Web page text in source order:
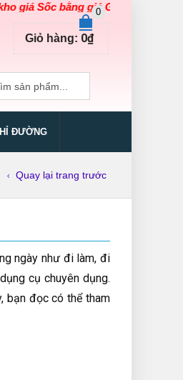
giá Gốccho các sản phẩm
0
Giỏ hàng: 0₫
ĐƯỜNG
Quay lại trang trước
ngày như đi làm, đi
cụ chuyên dụng.
bạn đọc có thể tham